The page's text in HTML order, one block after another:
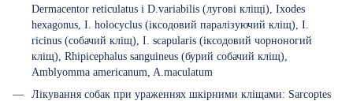
Dermacentor reticulatus і D.variabilis (лугові кліщі), Ixodes
hexagonus, I. holocyclus (іксодовий паралізуючий кліщ), I.
ricinus (собачий кліщ), I. scapularis (іксодовий чорноногий
кліщ), Rhipicephalus sanguineus (бурий собачий кліщ),
Amblyomma americanum, A.maculatum
Лікування собак при ураженнях шкірними кліщами: Sarcoptes